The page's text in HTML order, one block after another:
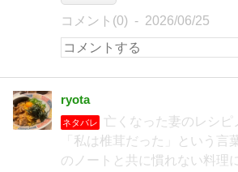
コメント(0) 2026/06/25
ryota
ネタバレ
亡くなった妻のレシピ
「私は椎茸だった」という言
のノートと共に慣れない料理